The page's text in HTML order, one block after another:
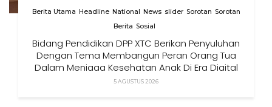
Berita Utama Headline National News slider Sorotan Sorotan
Berita Sosial
Bidang Pendidikan DPP XTC Berikan Penyuluhan
Dengan Tema Membangun Peran Orang Tua
Dalam Menjaga Kesehatan Anak Di Era Digital
5 AGUSTUS 2026